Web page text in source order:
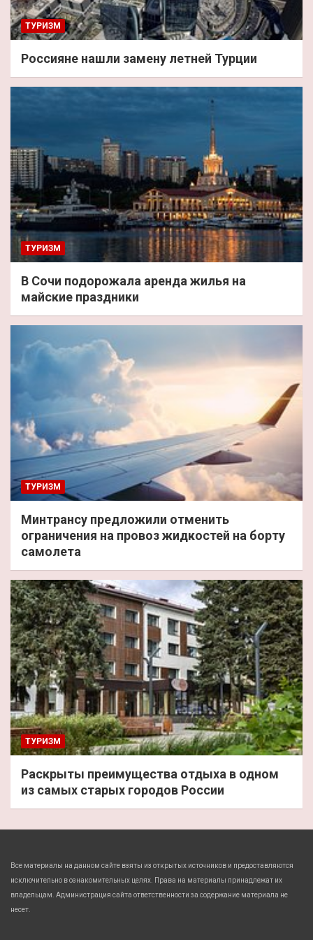
ТУРИЗМ
Россияне нашли замену летней Турции
ТУРИЗМ
В Сочи подорожала аренда жилья на
майские праздники
ТУРИЗМ
Минтрансу предложили отменить
ограничения на провоз жидкостей на борту
самолета
ТУРИЗМ
Раскрыты преимущества отдыха в одном
из самых старых городов России
Все материалы на данном сайте взяты из открытых источников и предоставляются
исключительно в ознакомительных целях. Права на материалы принадлежат их
владельцам. Администрация сайта ответственности за содержание материала не
несет.